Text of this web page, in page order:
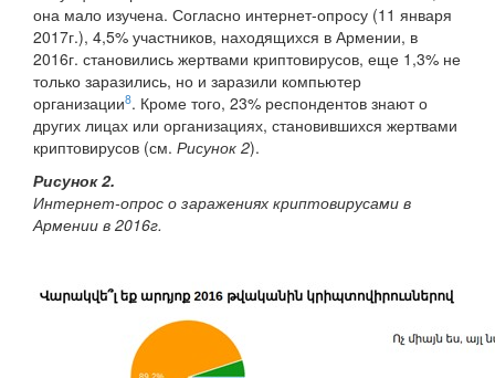
она мало изучена. Согласно интернет-опросу (11 января
2017г.), 4,5% участников, находящихся в Армении, в
2016г. становились жертвами криптовирусов, еще 1,3% не
только заразились, но и заразили компьютер
организации8. Кроме того, 23% респондентов знают о
других лицах или организациях, становившихся жертвами
криптовирусов (см. Рисунок 2).
Рисунок 2.
Интернет-опрос о заражениях криптовирусами в
Армении в 2016г.